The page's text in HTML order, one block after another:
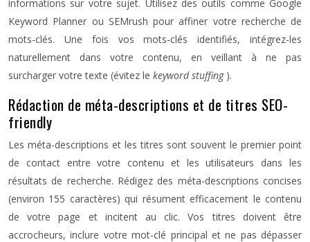
informations sur votre sujet. Utilisez des outils comme Google
Keyword Planner ou SEMrush pour affiner votre recherche de
mots-clés. Une fois vos mots-clés identifiés, intégrez-les
naturellement dans votre contenu, en veillant à ne pas
surcharger votre texte (évitez le keyword stuffing).
Rédaction de méta-descriptions et de titres SEO-
friendly
Les méta-descriptions et les titres sont souvent le premier point
de contact entre votre contenu et les utilisateurs dans les
résultats de recherche. Rédigez des méta-descriptions concises
(environ 155 caractères) qui résument efficacement le contenu
de votre page et incitent au clic. Vos titres doivent être
accrocheurs, inclure votre mot-clé principal et ne pas dépasser